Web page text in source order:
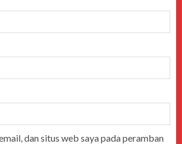
dan situs web saya pada peramban